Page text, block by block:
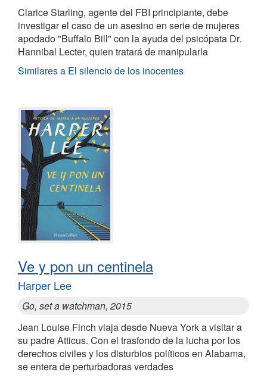
Clarice Starling, agente del FBI principiante, debe
investigar el caso de un asesino en serie de mujeres
apodado "Buffalo Bill" con la ayuda del psicópata Dr.
Hannibal Lecter, quien tratará de manipularla
Similares a El silencio de los inocentes
Ve y pon un centinela
Harper Lee
Go, set a watchman, 2015
Jean Louise Finch viaja desde Nueva York a visitar a
su padre Atticus. Con el trasfondo de la lucha por los
derechos civiles y los disturbios políticos en Alabama,
se entera de perturbadoras verdades